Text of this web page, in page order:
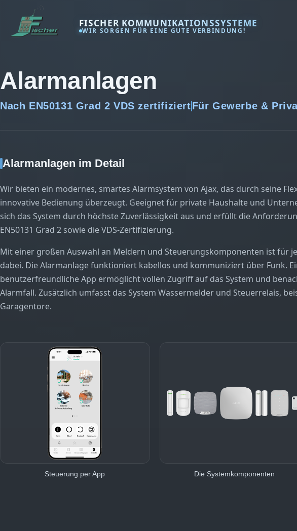
FISCHER KOMMUNIKATIONSSYSTEME
WIR SORGEN FÜR EINE GUTE VERBINDUNG!
Alarmanlagen
Nach EN50131 Grad 2 VDS zertifiziertFür Gewerbe &
Alarmanlagen im Detail
Wir bieten ein modernes, smartes Alarmsystem von Ajax, das durch seine
innovative Bedienung überzeugt. Geeignet für private Haushalte und
sich das System durch höchste Zuverlässigkeit aus und erfüllt die
EN50131 Grad 2 sowie die VDS-Zertifizierung.
Mit einer großen Auswahl an Meldern und Steuerungskomponenten ist für
dabei. Die Alarmanlage funktioniert kabellos und kommuniziert über Funk.
benutzerfreundliche App ermöglicht vollen Zugriff auf das System und
Alarmfall. Zusätzlich umfasst das System Wassermelder und Steuerrelais,
Garagentore.
Steuerung per App Die Systemkomponenten